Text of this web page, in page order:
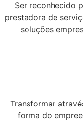
Ser reconhecido
prestadora de
soluções
Transformar
forma do